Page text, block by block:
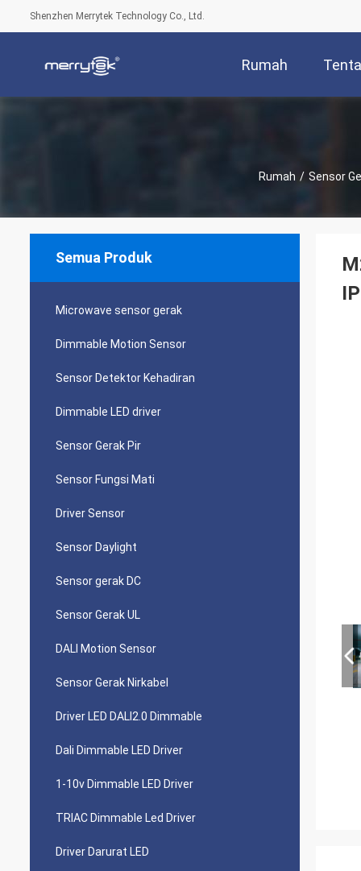
Shenzhen Merrytek Technology Co., Ltd.
Rumah
Rumah / Sensor
Semua Produk
Microwave sensor gerak
Dimmable Motion Sensor
Sensor Detektor Kehadiran
Dimmable LED driver
Sensor Gerak Pir
Sensor Fungsi Mati
Driver Sensor
Sensor Daylight
Sensor gerak DC
Sensor Gerak UL
DALI Motion Sensor
Sensor Gerak Nirkabel
Driver LED DALI2.0 Dimmable
Dali Dimmable LED Driver
1-10v Dimmable LED Driver
TRIAC Dimmable Led Driver
Driver Darurat LED